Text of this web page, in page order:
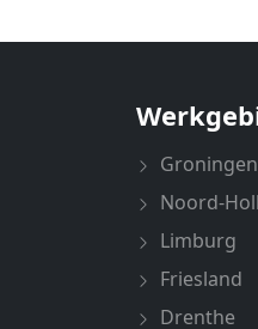
Groningen
Noord-
Limburg
Friesland
Drenthe